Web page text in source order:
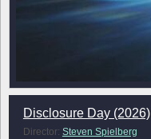
Disclosure Day (2026)
Director: Steven Spielberg